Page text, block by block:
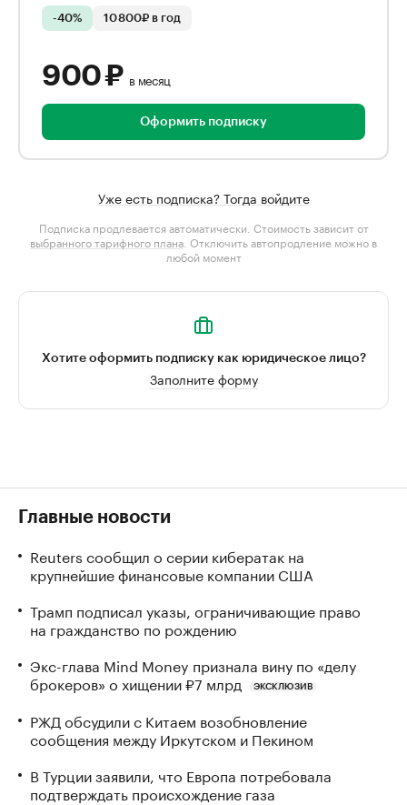
-40% 10 800₽ в год
900 ₽ в месяц
Оформить подписку
Уже есть подписка? Тогда войдите
Подписка продлевается автоматически. Стоимость зависит от
выбранного тарифного плана . Отключить автопродление можно в
любой момент
Хотите оформить подписку как юридическое лицо?
Заполните форму
Главные новости
Reuters сообщил о серии кибератак на
крупнейшие финансовые компании США
Трамп подписал указы, ограничивающие право
на гражданство по рождению
Экс-глава Mind Money признала вину по «делу
брокеров» о хищении ₽7 млрд
ЭКСКЛЮЗИВ
РЖД обсудили с Китаем возобновление
сообщения между Иркутском и Пекином
В Турции заявили, что Европа потребовала
подтверждать происхождение газа